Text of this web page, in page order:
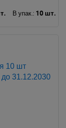
В упак.: 10 шт.
10 шт
до 31.12.2030